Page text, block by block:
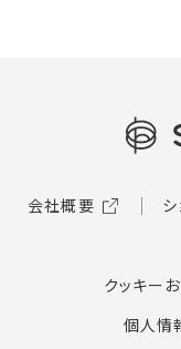
会社概要
クッキー
個人情